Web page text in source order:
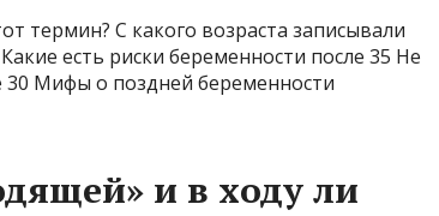
термин? С какого возраста записывали
есть риски беременности после 35 Не
30 Мифы о поздней беременности
и в ходу ли